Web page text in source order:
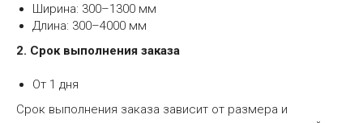
Ширина: 300–1300 мм
Длина: 300–4000 мм
2. Срок выполнения заказа
От 1 дня
Срок выполнения заказа зависит от размера и